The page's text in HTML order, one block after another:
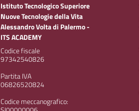
Istituto Tecnologico Superiore
Nuove Tecnologie della Vita
Alessandro Volta di Palermo -
ITS ACADEMY
Codice fiscale
97342540826
Partita IVA
06826520824
Codice meccanografico: